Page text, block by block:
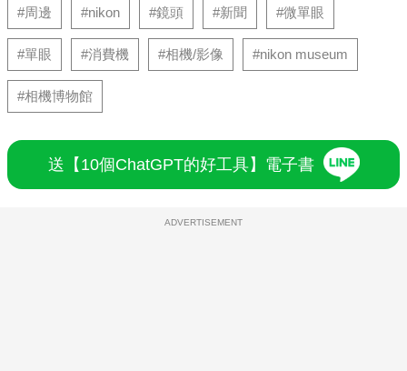
#周邊 #nikon #鏡頭 #新聞 #微單眼
#單眼 #消費機 #相機/影像 #nikon museum
#相機博物館
送【10個ChatGPT的好工具】電子書
ADVERTISEMENT